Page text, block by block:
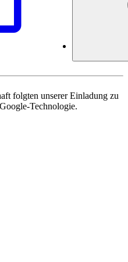
folgten unserer Einladung zu
Technologie.